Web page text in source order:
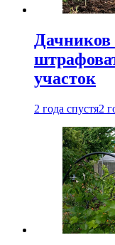
Дачников
участок
2 года спустя2